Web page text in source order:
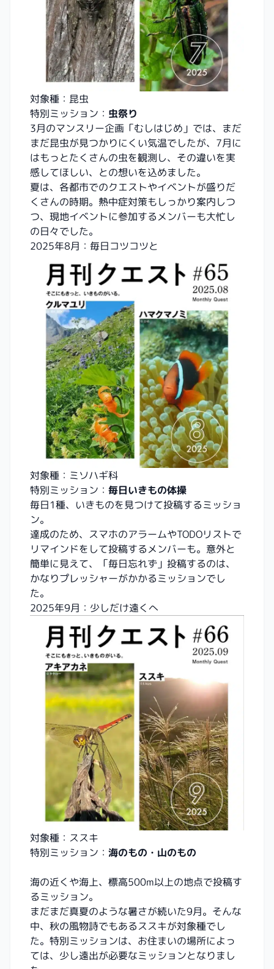
対象種：昆虫
特別ミッション： 虫祭り
3月のマンスリー企画「むしはじめ」では、まだ
まだ昆虫が見つかりにくい気温でしたが、7月に
はもっとたくさんの虫を観測し、その違いを実
感してほしい、との想いを込めました。
夏は、各都市でのクエストやイベントが盛りだ
くさんの時期。熱中症対策もしっかり案内しつ
つ、現地イベントに参加するメンバーも大忙し
の日々でした。
2025年8月：毎日コツコツと
対象種：ミソハギ科
特別ミッション： 毎日いきもの体操
毎日1種、いきものを見つけて投稿するミッショ
ン。
達成のため、スマホのアラームやTODOリストで
リマインドをして投稿するメンバーも。意外と
簡単に見えて、「毎日忘れず」投稿するのは、
かなりプレッシャーがかかるミッションでし
た。
2025年9月：少しだけ遠くへ
対象種：ススキ
特別ミッション： 海のもの・山のもの
海の近くや海上、標高500m以上の地点で投稿す
るミッション。
まだまだ真夏のような暑さが続いた9月。そんな
中、秋の風物詩でもあるススキが対象種でし
た。特別ミッションは、お住まいの場所によっ
ては、少し遠出が必要なミッションとなりまし